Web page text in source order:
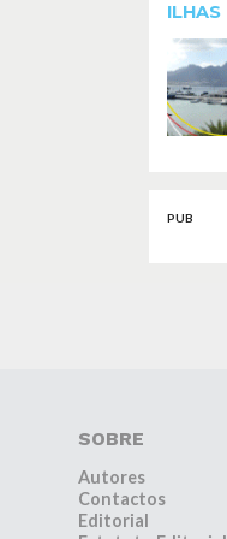
ILHAS
PUB
SOBRE
Autores
Contactos
Editorial